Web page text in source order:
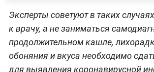
Эксперты советуют в таких
к врачу, а не заниматься
продолжительном кашле,
обоняния и вкуса необходимо
для выявления коронавирусной